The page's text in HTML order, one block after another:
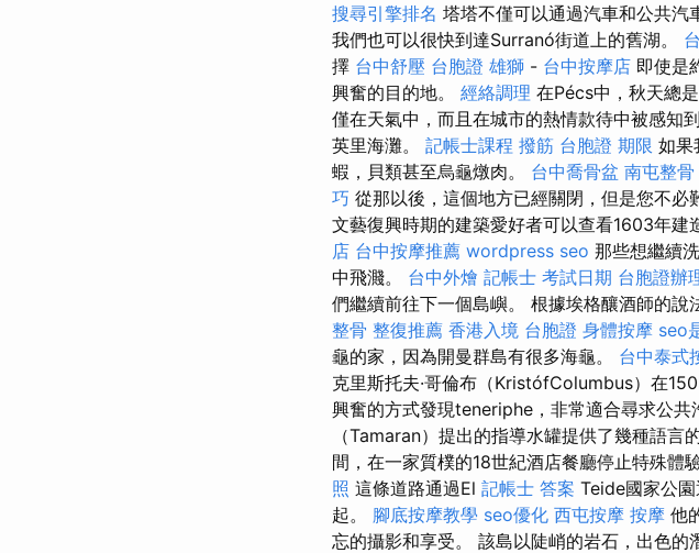
搜尋引擎排名 塔塔不僅可以通過汽車和公共汽
我們也可以很快到達Surranó街道上的舊湖。
擇 台中舒壓 台胞證 雄獅 - 台中按摩店 即使是
興奮的目的地。 經絡調理 在Pécs中，秋天總
僅在天氣中，而且在城市的熱情款待中被感知
英里海灘。 記帳士課程 撥筋 台胞證 期限 如果
蝦，貝類甚至烏龜燉肉。 台中喬骨盆 南屯整骨
巧 從那以後，這個地方已經關閉，但是您不必
文藝復興時期的建築愛好者可以查看1603年建
店 台中按摩推薦 wordpress seo 那些想繼續
中飛濺。 台中外燴 記帳士 考試日期 台胞證辦
們繼續前往下一個島嶼。 根據埃格釀酒師的說
整骨 整復推薦 香港入境 台胞證 身體按摩 seo
龜的家，因為開曼群島有很多海龜。 台中泰式
克里斯托夫·哥倫布（KristófColumbus）在
興奮的方式發現teneriphe，非常適合尋求公共
（Tamaran）提出的指導水罐提供了幾種語言
間，在一家質樸的18世紀酒店餐廳停止特殊體
照 這條道路通過El 記帳士 答案 Teide國家公
起。 腳底按摩教學 seo優化 西屯按摩 按摩 他
忘的攝影和享受。 該島以陡峭的岩石，出色